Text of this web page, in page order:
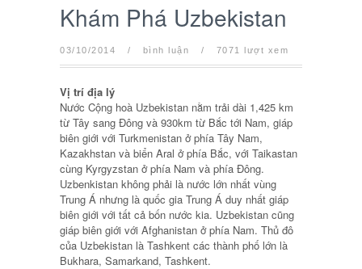
Khám Phá Uzbekistan
03/10/2014 / bình luận / 7071 lượt xem
Vị trí địa lý
Nước Cộng hoà Uzbekistan nằm trải dài 1,425 km
từ Tây sang Đông và 930km từ Bắc tới Nam, giáp
biên giới với Turkmenistan ở phía Tây Nam,
Kazakhstan và biển Aral ở phía Bắc, với Taikastan
cùng Kyrgyzstan ở phía Nam và phía Đông.
Uzbenkistan không phải là nước lớn nhất vùng
Trung Á nhưng là quốc gia Trung Á duy nhất giáp
biên giới với tất cả bốn nước kia. Uzbekistan cũng
giáp biên giới với Afghanistan ở phía Nam. Thủ đô
của Uzbekistan là Tashkent các thành phố lớn là
Bukhara, Samarkand, Tashkent.